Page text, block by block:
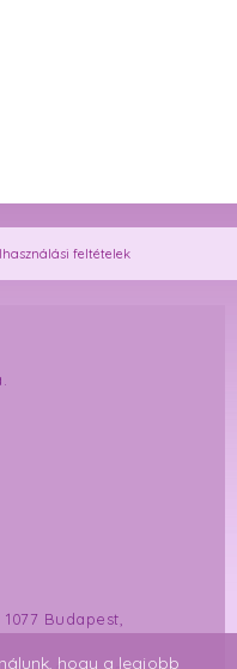
feltételek
Budapest,
hogy a legjobb